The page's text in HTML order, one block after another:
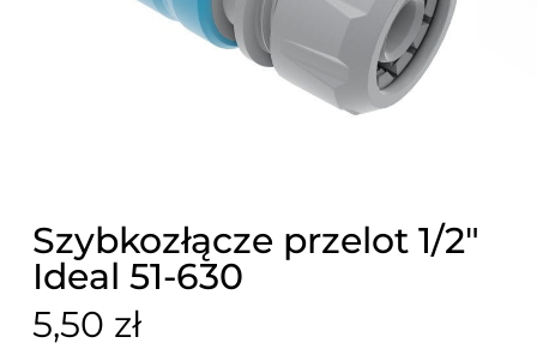
Szybkozłącze przelot 1/2"
Ideal 51-630
5,50 zł